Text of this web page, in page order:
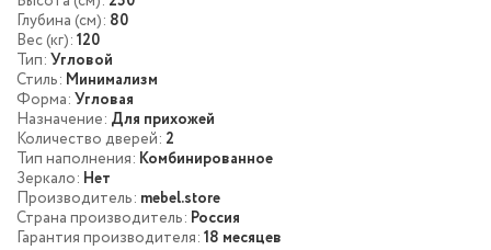
Глубина (см): 80
Вес (кг): 120
Тип: Угловой
Стиль: Минимализм
Форма: Угловая
Назначение: Для прихожей
Количество дверей: 2
Тип наполнения: Комбинированное
Зеркало: Нет
Производитель: mebel.store
Страна производитель: Россия
Гарантия производителя: 18 месяцев